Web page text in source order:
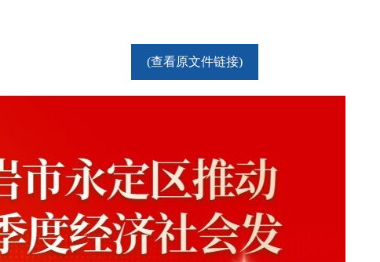
(查看原文件链接)